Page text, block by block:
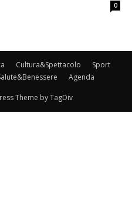
0
Cultura&Spettacolo
Sport
Agenda
Theme by TagDiv